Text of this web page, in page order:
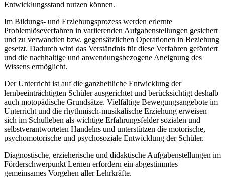
Entwicklungsstand nutzen können.
Im Bildungs- und Erziehungsprozess werden erlernte
Problemlöseverfahren in variierenden Aufgabenstellungen gesichert
und zu verwandten bzw. gegensätzlichen Operationen in Beziehung
gesetzt. Dadurch wird das Verständnis für diese Verfahren gefördert
und die nachhaltige und anwendungsbezogene Aneignung des
Wissens ermöglicht.
Der Unterricht ist auf die ganzheitliche Entwicklung der
lernbeeinträchtigten Schüler ausgerichtet und berücksichtigt deshalb
auch motopädische Grundsätze. Vielfältige Bewegungsangebote im
Unterricht und die rhythmisch-musikalische Erziehung erweisen
sich im Schulleben als wichtige Erfahrungsfelder sozialen und
selbstverantworteten Handelns und unterstützen die motorische,
psychomotorische und psychosoziale Entwicklung der Schüler.
Diagnostische, erzieherische und didaktische Aufgabenstellungen im
Förderschwerpunkt Lernen erfordern ein abgestimmtes
gemeinsames Vorgehen aller Lehrkräfte.